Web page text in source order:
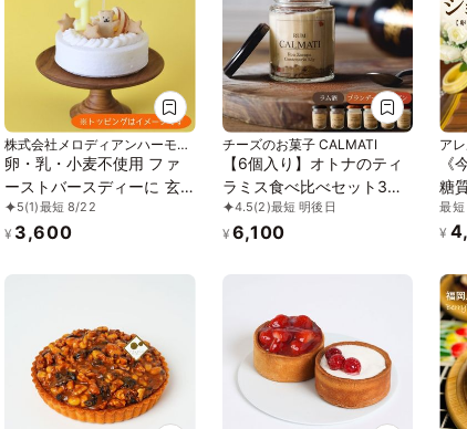
株式会社メロディアンハーモニ
ーファイン
卵・乳・小麦不使用 ファ
ーストバースディーに 玄
米粉のホールケーキ 夏の
贈り物に
5(1)最短 8/22
¥ 3,600
チーズのお菓子 CALMATI
【6個入り】オトナのティ
ラミス食べ比べセット3種
〈ラム・バーボン・ブラン
デー〉各2個ずつ
4.5(2)最短 明後日
¥ 6,100
ア
ツ
《
糖
ン
4
最短
¥